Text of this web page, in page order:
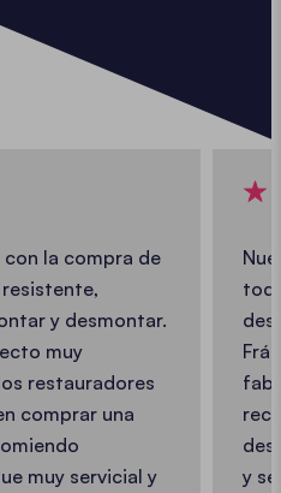
la compra de
y desmontar.
muy
restauradores
comprar una
muy servicial y
y